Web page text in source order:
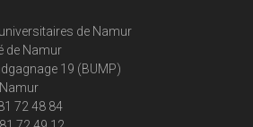
de Namur
de Namur
19 (BUMP)
72 48 84